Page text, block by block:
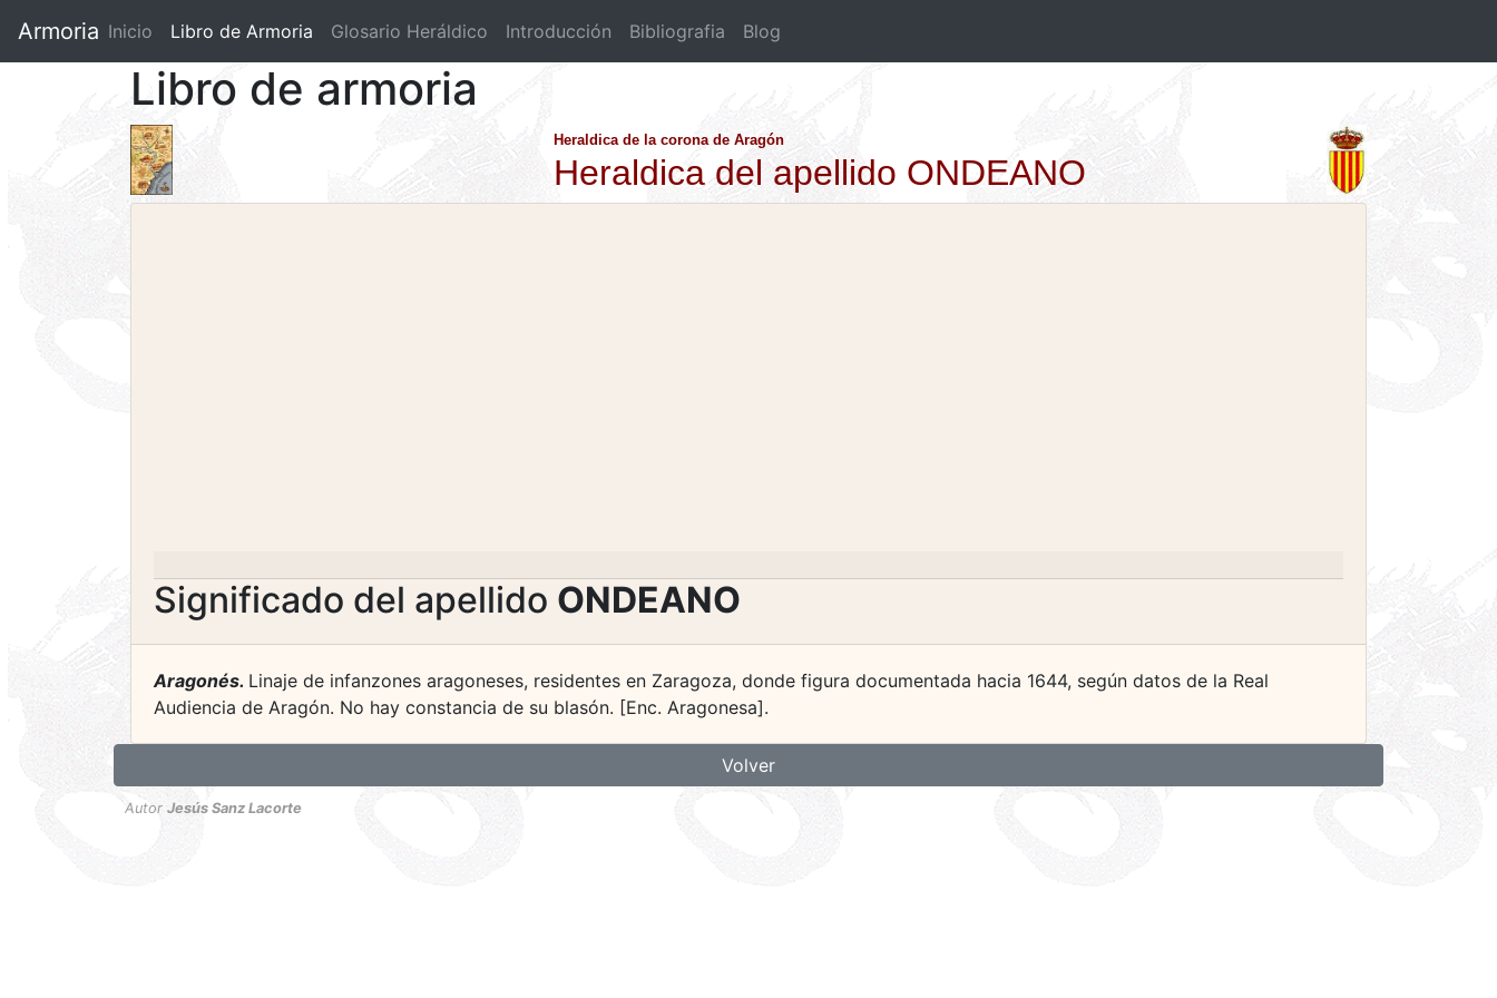
Armoria Inicio Libro de Armoria (current)
Glosario Heráldico Introducción Bibliografia Blog
Libro de armoria
Heraldica de la corona de Aragón
Heraldica del apellido ONDEANO
Significado del apellido ONDEANO
Aragonés. Linaje de infanzones aragoneses, residentes en Zaragoza, donde figura documentada hacia 1644, según datos de la Real
Audiencia de Aragón. No hay constancia de su blasón. [Enc. Aragonesa].
Volver
Autor Jesús Sanz Lacorte